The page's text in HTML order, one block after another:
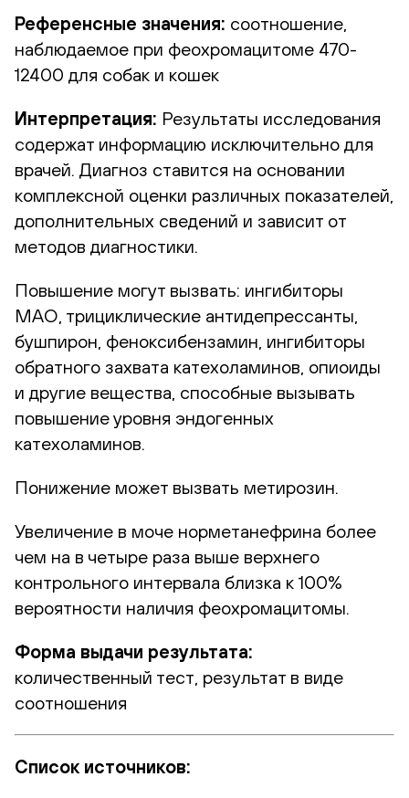
Референсные значения: соотношение,
наблюдаемое при феохромацитоме 470-
12400 для собак и кошек
Интерпретация: Результаты исследования
содержат информацию исключительно для
врачей. Диагноз ставится на основании
комплексной оценки различных показателей,
дополнительных сведений и зависит от
методов диагностики.
Повышение могут вызвать: ингибиторы
МАО, трициклические антидепрессанты,
бушпирон, феноксибензамин, ингибиторы
обратного захвата катехоламинов, опиоиды
и другие вещества, способные вызывать
повышение уровня эндогенных
катехоламинов.
Понижение может вызвать метирозин.
Увеличение в моче норметанефрина более
чем на в четыре раза выше верхнего
контрольного интервала близка к 100%
вероятности наличия феохромацитомы.
Форма выдачи результата:
количественный тест, результат в виде
соотношения
Список источников: